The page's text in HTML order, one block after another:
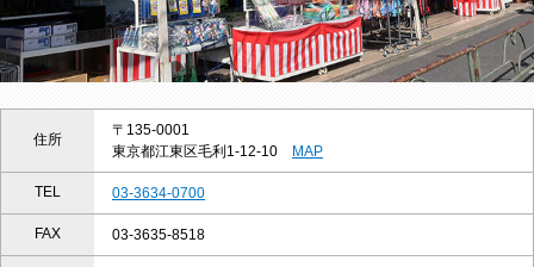
住所
〒135-0001
東京都江東区毛利1-12-10
MAP
TEL 03-3634-0700
FAX 03-3635-8518